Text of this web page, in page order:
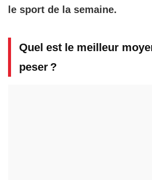
le sport de la semaine.
Quel est le meilleur
peser ?